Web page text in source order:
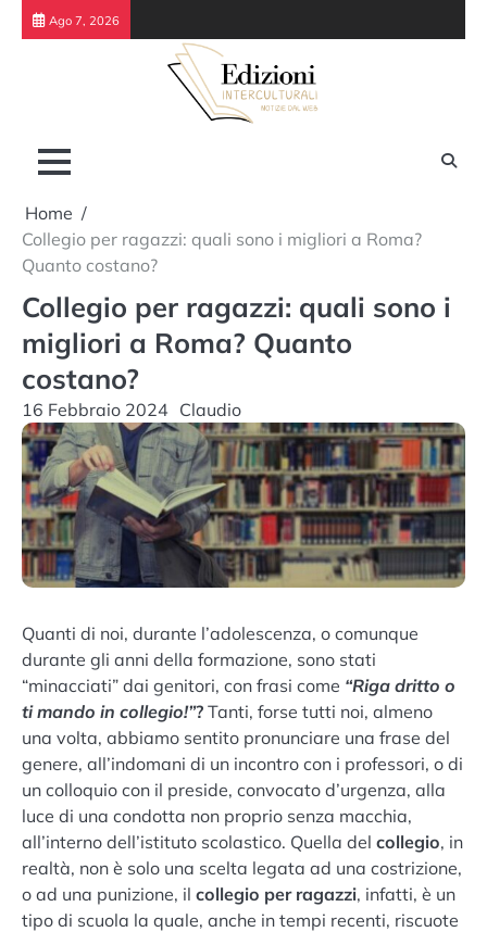
Skip
Ago 7, 2026
Home
Collegio per ragazzi: quali sono i migliori a Roma?
Quanto costano?
Collegio per ragazzi: quali sono i
migliori a Roma? Quanto
costano?
16 Febbraio 2024 Claudio
Quanti di noi, durante l’adolescenza, o comunque
durante gli anni della formazione, sono stati
“minacciati” dai genitori, con frasi come “Riga dritto o
ti mando in collegio!”? Tanti, forse tutti noi, almeno
una volta, abbiamo sentito pronunciare una frase del
genere, all’indomani di un incontro con i professori, o di
un colloquio con il preside, convocato d’urgenza, alla
luce di una condotta non proprio senza macchia,
all’interno dell’istituto scolastico. Quella del collegio, in
realtà, non è solo una scelta legata ad una costrizione,
o ad una punizione, il collegio per ragazzi, infatti, è un
tipo di scuola la quale, anche in tempi recenti, riscuote